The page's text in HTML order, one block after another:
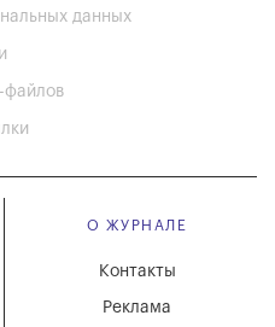
данных
файлов
О ЖУРНАЛЕ
Реклама
Контакты